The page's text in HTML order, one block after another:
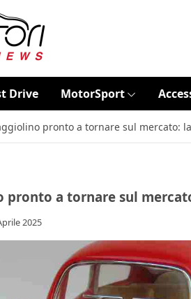
Drive MotorSport
pronto a tornare sul mercato:
a tornare sul
2025